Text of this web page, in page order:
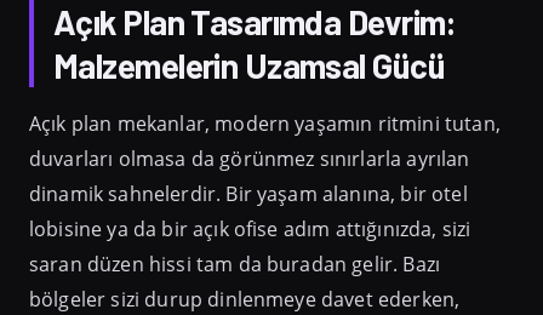
Açık Plan Tasarımda Devrim:
Malzemelerin Uzamsal Gücü
Açık plan mekanlar, modern yaşamın ritmini tutan,
duvarları olmasa da görünmez sınırlarla ayrılan
dinamik sahnelerdir. Bir yaşam alanına, bir otel
lobisine ya da bir açık ofise adım attığınızda, sizi
saran düzen hissi tam da buradan gelir. Bazı
bölgeler sizi durup dinlenmeye davet ederken,